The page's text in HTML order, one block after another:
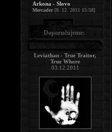
Arkona - Slovo
Mercader[8. 12. 2011 15:58]
Doporučujeme:
Leviathan - True Traitor,
True Whore
03.12.2011